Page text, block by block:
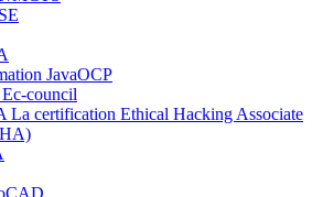
JavaOCP
council
La certification Ethical Hacking Associate